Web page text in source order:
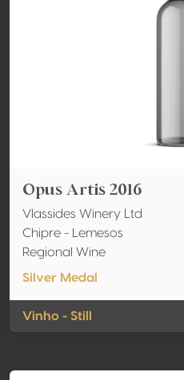
Opus Artis 2016
Vlassides Winery Ltd
Chipre - Lemesos
Regional Wine
Silver Medal
Vinho - Still